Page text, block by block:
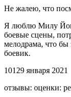
Не жалею, что
Я люблю Милу
боевые сцены,
мелодрама, что бы
боевик.
101 29 января 2021
отзывы: оценки: